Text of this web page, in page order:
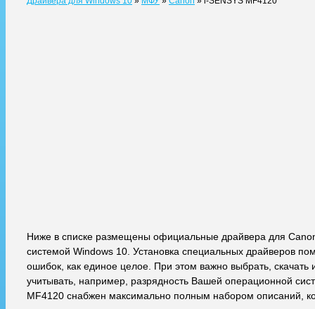
Ниже в списке размещены официальные драйвера для
системой Windows 10. Установка специальных драйверов
ошибок, как единое целое. При этом важно выбрать,
учитывать, например, разрядность Вашей операционной
MF4120 снабжен максимально полным набором описаний,